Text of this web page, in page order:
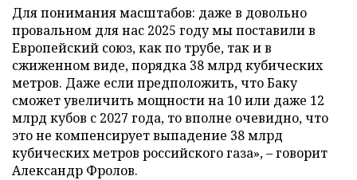
Для понимания масштабов: даже в довольно
провальном для нас 2025 году мы поставили в
Европейский союз, как по трубе, так и в
сжиженном виде, порядка 38 млрд кубических
метров. Даже если предположить, что Баку
сможет увеличить мощности на 10 или даже 12
млрд кубов с 2027 года, то вполне очевидно, что
это не компенсирует выпадение 38 млрд
кубических метров российского газа», – говорит
Александр Фролов.